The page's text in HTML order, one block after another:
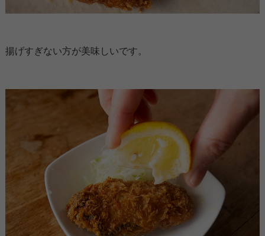
揚げすぎない方が美味しいです。